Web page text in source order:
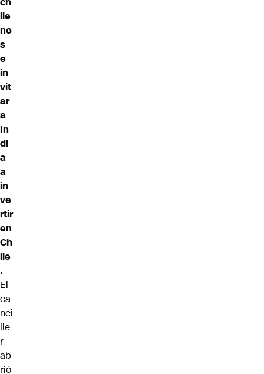
ile
no
s
e
in
vit
ar
a
In
di
a
a
in
ve
rtir
en
Ch
ile
.
El
ca
nci
lle
r
ab
rió